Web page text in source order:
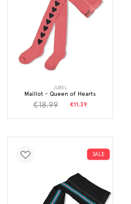
JUBEL
Maillot - Queen of Hearts
€18.99 €11.39
SALE